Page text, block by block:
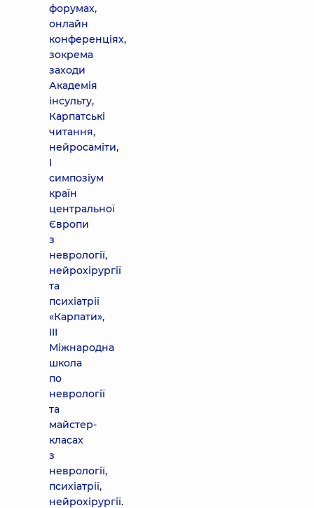
форумах,
онлайн
конференціях,
зокрема
заходи
Академія
інсульту,
Карпатські
читання,
нейросаміти,
I
симпозіум
країн
центральної
Європи
з
неврології,
нейрохірургії
та
психіатрії
«Карпати»,
III
Міжнародна
школа
по
неврології
та
майстер-
класах
з
неврології,
психіатрії,
нейрохірургії.